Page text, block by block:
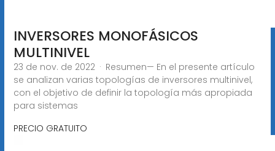
INVERSORES MONOFÁSICOS
MULTINIVEL
23 de nov. de 2022 · Resumen— En el presente artículo
se analizan varias topologías de inversores multinivel,
con el objetivo de definir la topología más apropiada
para sistemas
PRECIO GRATUITO